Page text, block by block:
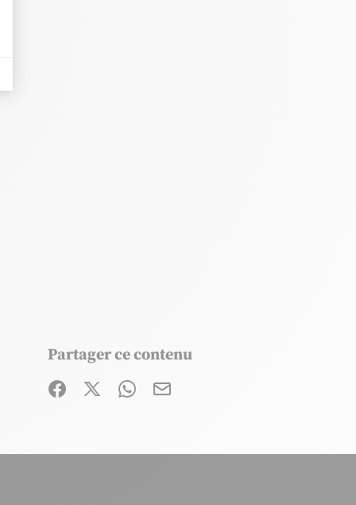
Partager ce contenu
Partager sur Facebook (nouvelle fenêtre)
Partager sur X / Twitter (nouvelle
Partager sur WhatsApp
Partager par mail